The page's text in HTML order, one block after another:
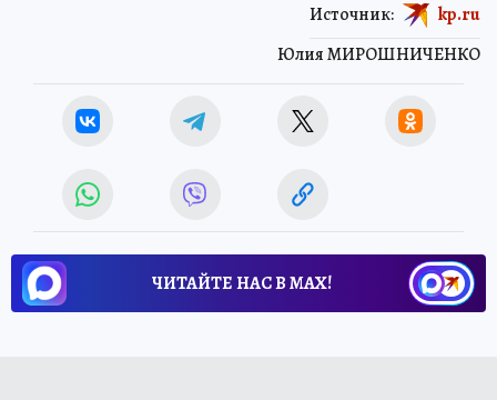
Юлия МИРОШНИЧЕНКО
Источник: kp.ru
ЧИТАЙТЕ НАС В МАХ!